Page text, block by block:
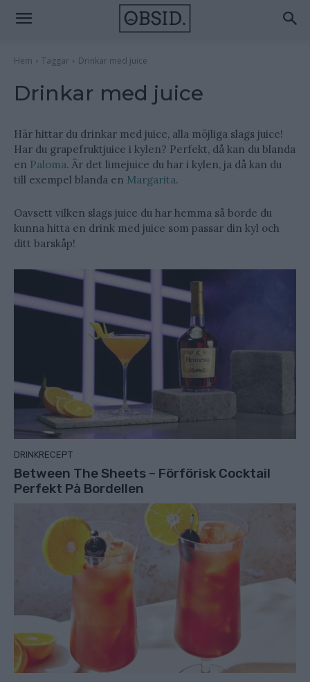
Hem Taggar Drinkar med juice
Drinkar med juice
Här hittar du drinkar med juice, alla möjliga slags juice!
Har du grapefruktjuice i kylen? Perfekt, då kan du blanda
en Paloma. Är det limejuice du har i kylen, ja då kan du
till exempel blanda en Margarita.
Oavsett vilken slags juice du har hemma så borde du
kunna hitta en drink med juice som passar din kyl och
ditt barskåp!
DRINKRECEPT
Between The Sheets – Förförisk Cocktail
Perfekt På Bordellen